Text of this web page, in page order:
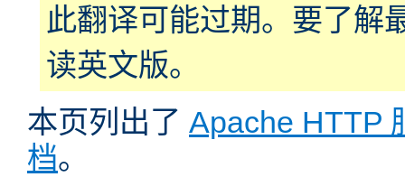
此翻译可能过期。要了解
读英文版。
本页列出了 Apache HTTP
档。